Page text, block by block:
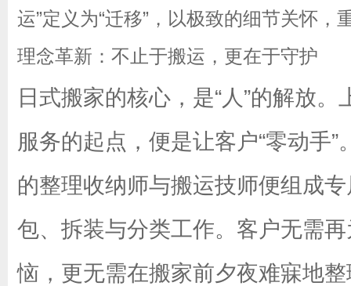
运”定义为“迁移”，以极致的细节关怀
理念革新：不止于搬运，更在于守护
日式搬家的核心，是“人”的解放
服务的起点，便是让客户“零动手
的整理收纳师与搬运技师便组成
包、拆装与分类工作。客户无需
恼，更无需在搬家前夕夜难寐地